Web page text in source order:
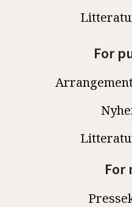
For
For